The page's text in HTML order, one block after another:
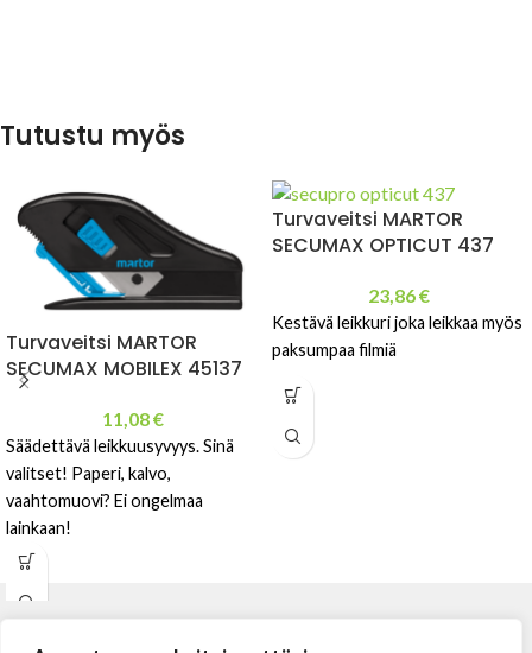
Tutustu myös
Turvaveitsi MARTOR
SECUMAX MOBILEX 45137
11,08€
Säädettävä leikkuusyvyys. Sinä
valitset! Paperi, kalvo,
vaahtomuovi? Ei ongelmaa
lainkaan!
Turvaveitsi MARTOR
SECUMAX OPTICUT 437
23,86€
Kestävä leikkuri joka leikkaa myös
paksumpaa filmiä